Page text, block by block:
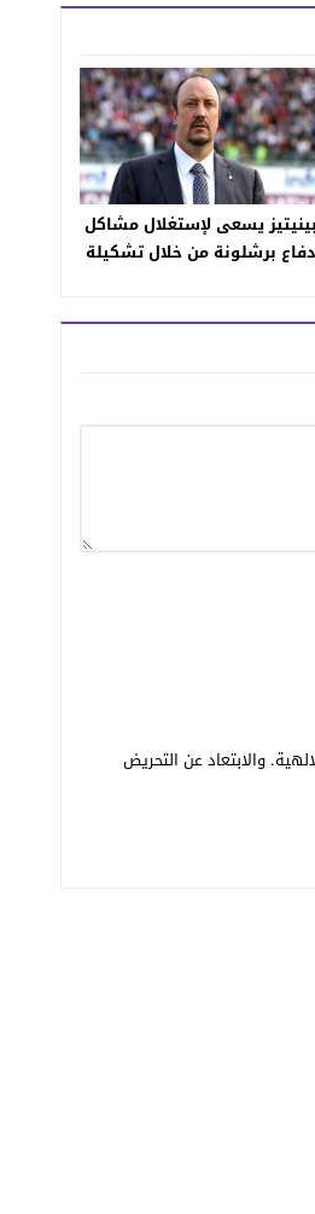
بينيتيز يسعى لإستغلال مشاكل
دفاع برشلونة من خلال تشكيلة
والابتعاد عن التحريض